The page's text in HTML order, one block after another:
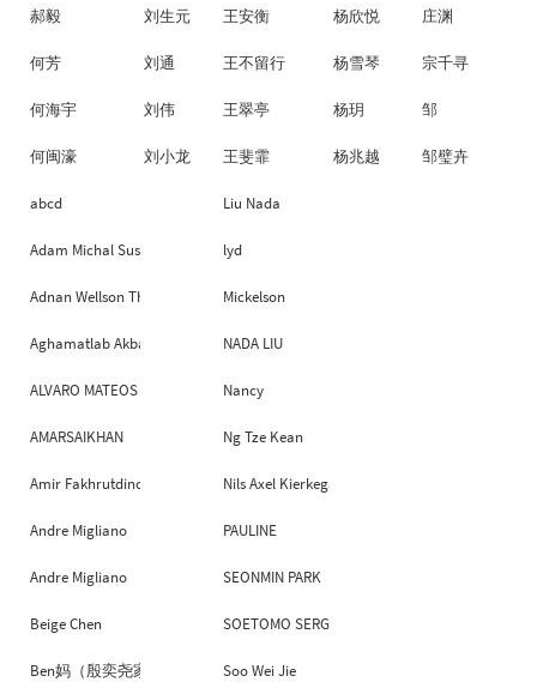
郝毅 刘生元 王安衡 杨欣悦 庄渊
何芳 刘通 王不留行 杨雪琴 宗千寻
何海宇 刘伟 王翠亭 杨玥 邹
何闽濠 刘小龙 王斐霏 杨兆越 邹璧卉
abcd Liu Nada
Adam Michal Suszczewicz lyd
Adnan Wellson Than Mickelson
Aghamatlab Akbarzade NADA LIU
ALVARO MATEOS GONZALEZ Nancy
AMARSAIKHAN Ng Tze Kean
Amir Fakhrutdinov Nils Axel Kierkegaard
Andre Migliano PAULINE
Andre Migliano SEONMIN PARK
Beige Chen SOETOMO SERGIO AMAN
Ben妈（殷奕尧家长） Soo Wei Jie